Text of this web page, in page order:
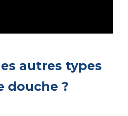
autres types
douche ?